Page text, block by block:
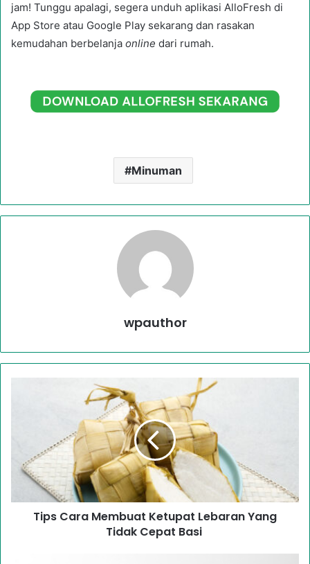
jam! Tunggu apalagi, segera unduh aplikasi AlloFresh di
App Store atau Google Play sekarang dan rasakan
kemudahan berbelanja online dari rumah.
Minuman
wpauthor
Tips Cara Membuat Ketupat Lebaran Yang
Tidak Cepat Basi